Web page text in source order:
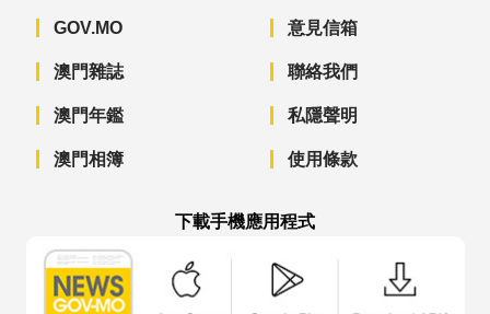
GOV.MO
澳門雜誌
澳門年鑑
澳門相簿
意見信箱
聯絡我們
私隱聲明
使用條款
下載手機應用程式